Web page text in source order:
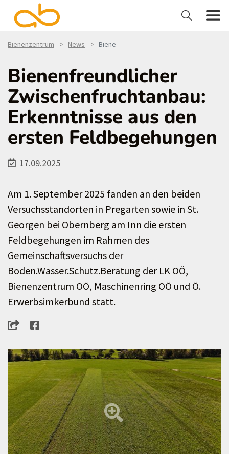
Bienenzentrum News Biene
Bienenfreundlicher
Zwischenfruchtanbau:
Erkenntnisse aus den
ersten Feldbegehungen
17.09.2025
Am 1. September 2025 fanden an den beiden
Versuchsstandorten in Pregarten sowie in St.
Georgen bei Obernberg am Inn die ersten
Feldbegehungen im Rahmen des
Gemeinschaftsversuchs der
Boden.Wasser.Schutz.Beratung der LK OÖ,
Bienenzentrum OÖ, Maschinenring OÖ und Ö.
Erwerbsimkerbund statt.